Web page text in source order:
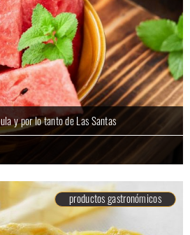
y por lo tanto de Las Santas
productos gastronómicos